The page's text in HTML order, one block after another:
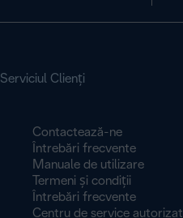
Serviciul Clienţi
Contactează-ne
Întrebări frecvente
Manuale de utilizare
Termeni și condiți​​​​​​​i
Întrebări frecvente
Centru de service autorizat